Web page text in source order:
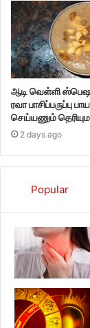
ஆடி வெள்ளி
ரவா பாசிப்பருப்பு
செய்யணும்
2 days ago
Popular